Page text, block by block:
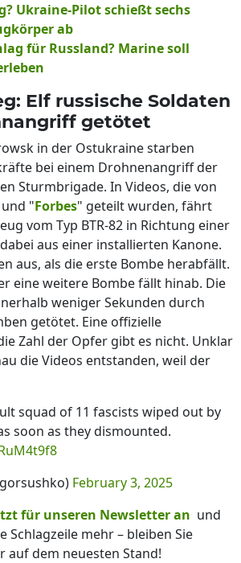
Ukraine-Pilot schießt sechs
ab
für Russland? Marine soll
Elf russische Soldaten
getötet
in der Ostukraine starben
bei einem Drohnenangriff der
Sturmbrigade. In Videos, die von
"Forbes" geteilt wurden, fährt
vom Typ BTR-82 in Richtung einer
aus einer installierten Kanone.
aus, als die erste Bombe herabfällt.
eine weitere Bombe fällt hinab. Die
weniger Sekunden durch
getötet. Eine offizielle
Zahl der Opfer gibt es nicht. Unklar
die Videos entstanden, weil der
squad of 11 fascists wiped out by
soon as they dismounted.
February 3, 2025
für unseren Newsletter an und
Schlagzeile mehr – bleiben Sie
auf dem neuesten Stand!